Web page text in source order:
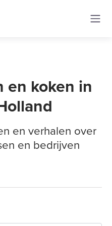
en koken in
en verhalen over
en bedrijven